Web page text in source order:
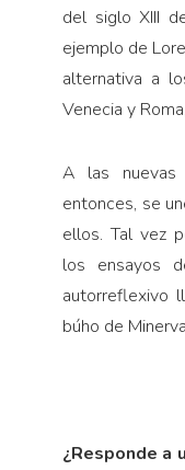
del siglo XIII
ejemplo de
alternativa a
Venecia y
A las nuevas
entonces, se
ellos. Tal vez
los ensayos
autorreflexivo
búho de
¿Responde a